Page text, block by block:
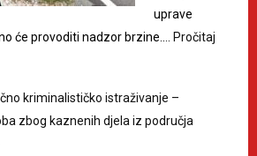
uprave
će provoditi nadzor brzine.…
Pročitaj
kriminalističko istraživanje –
zbog kaznenih djela iz područja